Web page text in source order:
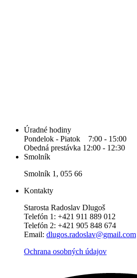
Úradné hodiny
Pondelok - Piatok 7:00 - 15:00
Obedná prestávka 12:00 - 12:30
Smolník
Smolník 1, 055 66
Kontakty
Starosta Radoslav Dlugoš
Telefón 1: +421 911 889 012
Telefón 2: +421 905 848 674
Email: dlugos.radoslav@gmail.com
Ochrana osobných údajov